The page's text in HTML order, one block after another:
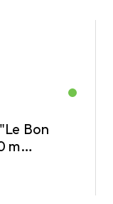
Bon
m
von